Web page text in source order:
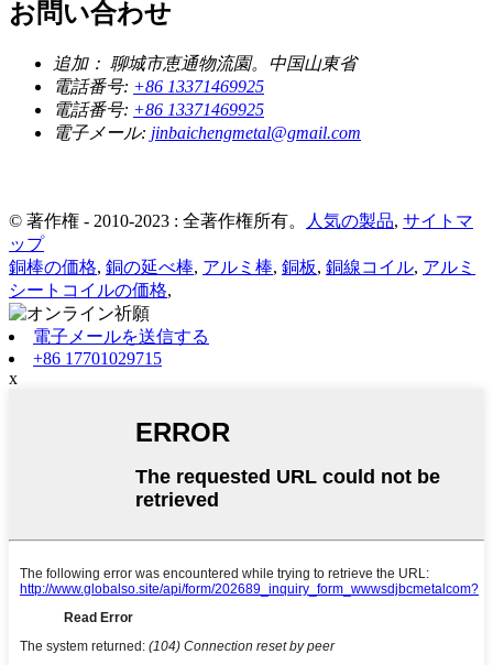
お問い合わせ
追加： 聊城市恵通物流園。中国山東省
電話番号: +86 13371469925
電話番号: +86 13371469925
電子メール: jinbaichengmetal@gmail.com
© 著作権 - 2010-2023 : 全著作権所有。 人気の製品, サイトマ
ップ
銅棒の価格, 銅の延べ棒, アルミ棒, 銅板, 銅線コイル, アルミ
シートコイルの価格,
電子メールを送信する
+86 17701029715
x